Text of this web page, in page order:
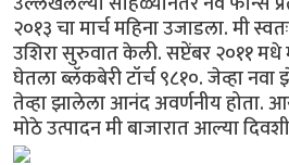
२०१३ चा मार्च महिना उजाडला. मी
उशिरा सुरुवात केली. सप्टेंबर २०११ मधे
घेतला ब्लॅकबेरी टॉर्च ९८१०. जेव्हा नवा
तेव्हा झालेला आनंद अवर्णनीय होता.
मोठे उत्पादन मी बाजारात आल्या